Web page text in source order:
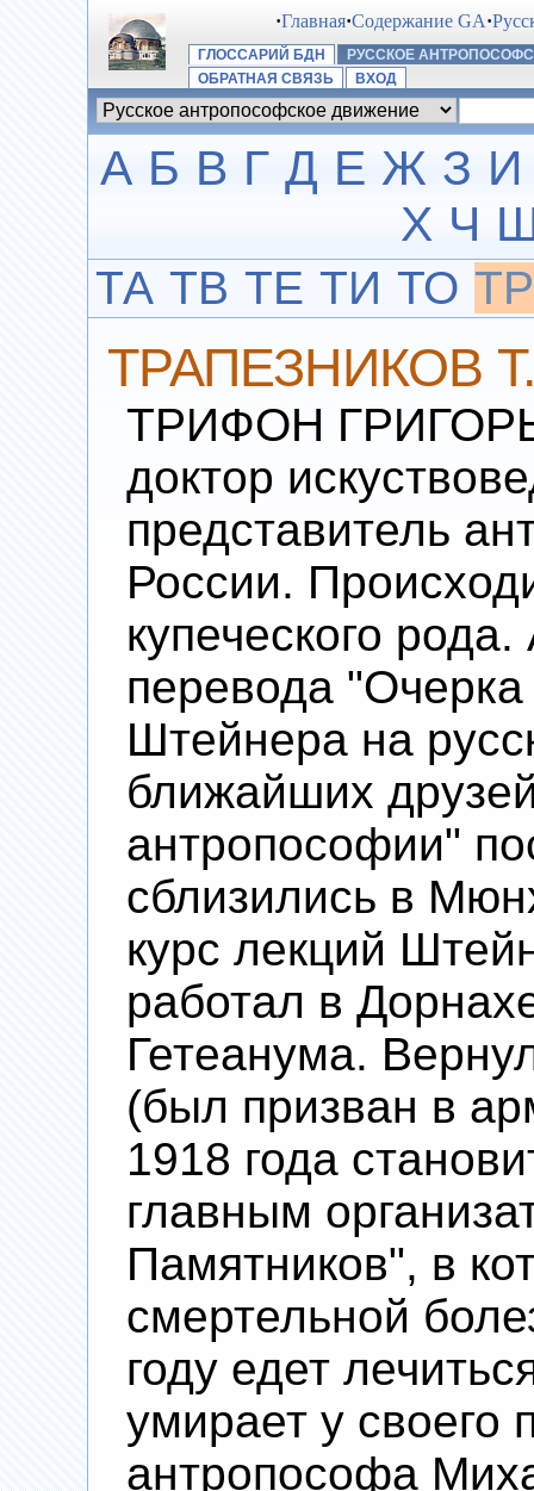
·Главная·Содержание GA·
ГЛОССАРИЙ БДН
РУССКОЕ
ОБРАТНАЯ СВЯЗЬ
ВХОД
А Б В Г Д Е Ж З И
Х Ч
ТА ТВ ТЕ ТИ ТО ТР
ТРАПЕЗНИКОВ
ТРИФОН
доктор
представитель
России.
купеческого
перевода
Штейнера на
ближайших
антропософии"
сблизились в
курс лекций
работал в
Гетеанума.
(был призван в
1918 года
главным
Памятников", в
смертельной
году едет
умирает у своего
антропософа